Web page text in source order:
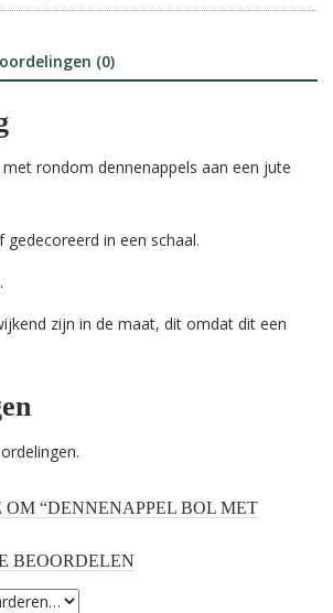
i
:
(0)
rondom dennenappels aan een jute
in een schaal.
zijn in de maat, dit omdat dit een
OM “DENNENAPPEL BOL MET
BEOORDELEN